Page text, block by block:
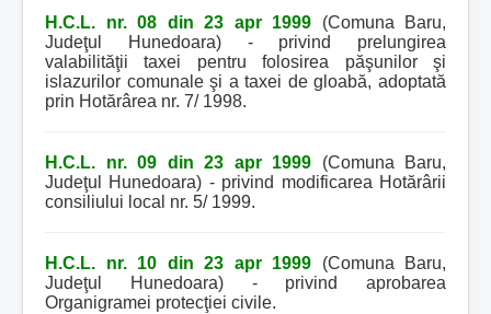
H.C.L. nr. 08 din 23 apr 1999 (Comuna Baru,
Judeţul Hunedoara) - privind prelungirea
valabilităţii taxei pentru folosirea păşunilor şi
islazurilor comunale şi a taxei de gloabă, adoptată
prin Hotărârea nr. 7/ 1998.
H.C.L. nr. 09 din 23 apr 1999 (Comuna Baru,
Judeţul Hunedoara) - privind modificarea Hotărârii
consiliului local nr. 5/ 1999.
H.C.L. nr. 10 din 23 apr 1999 (Comuna Baru,
Judeţul Hunedoara) - privind aprobarea
Organigramei protecţiei civile.